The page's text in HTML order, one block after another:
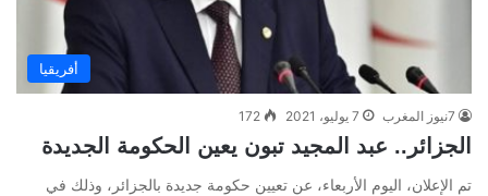
أفريقيا
7نيوز المغرب 7 يوليو، 2021 172
الجزائر.. عبد المجيد تبون يعين الحكومة الجديدة
تم الإعلان، اليوم الأربعاء، عن تعيين حكومة جديدة بالجزائر، وذلك في